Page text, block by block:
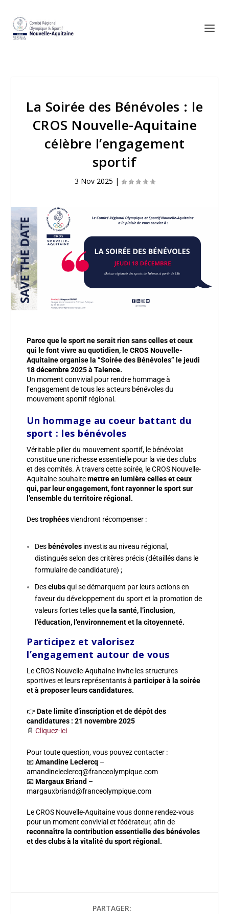
La Soirée des Bénévoles : le
CROS Nouvelle-Aquitaine
célèbre l’engagement
sportif
3 Nov 2025 |
Parce que le sport ne serait rien sans celles et ceux
qui le font vivre au quotidien, le CROS Nouvelle-
Aquitaine organise la “Soirée des Bénévoles” le jeudi
18 décembre 2025 à Talence.
Un moment convivial pour rendre hommage à
l’engagement de tous les acteurs bénévoles du
mouvement sportif régional.
Un hommage au coeur battant du
sport : les bénévoles
Véritable pilier du mouvement sportif, le bénévolat
constitue une richesse essentielle pour la vie des clubs
et des comités. À travers cette soirée, le CROS Nouvelle-
Aquitaine souhaitemettre en lumière celles et ceux
qui, par leur engagement, font rayonner le sport sur
l’ensemble du territoire régional.
Destrophéesviendront récompenser :
Des bénévoles investis au niveau régional,
distingués selon des critères précis (détaillés dans le
formulaire de candidature) ;
Desclubsqui se démarquent par leurs actions en
faveur du développement du sport et la promotion de
valeurs fortes telles que la santé, l’inclusion,
l’éducation, l’environnement et la citoyenneté.
Participez et valorisez
l’engagement autour de vous
Le CROS Nouvelle-Aquitaine invite les structures
sportives et leurs représentants àparticiper à la soirée
et à proposer leurs candidatures.
👉Date limite d’inscription et de dépôt des
candidatures : 21 novembre 2025
📄Cliquez-ici
Pour toute question, vous pouvez contacter :
📧Amandine Leclercq –
amandineleclercq@franceolympique.com
📧Margaux Briand –
margauxbriand@franceolympique.com
Le CROS Nouvelle-Aquitaine vous donne rendez-vous
pour un moment convivial et fédérateur, afin de
reconnaître la contribution essentielle des bénévoles
et des clubs à la vitalité du sport régional.
PARTAGER: